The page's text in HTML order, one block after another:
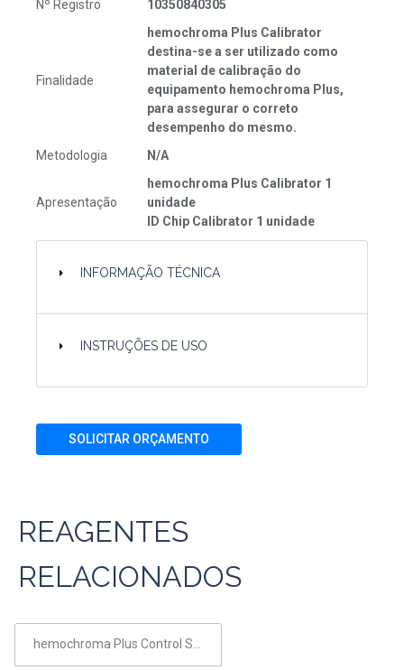
Nº Registro
10350840305
Finalidade
hemochroma Plus Calibrator
destina-se a ser utilizado como
material de calibração do
equipamento hemochroma Plus,
para assegurar o correto
desempenho do mesmo.
Metodologia
N/A
Apresentação
hemochroma Plus Calibrator 1
unidade
ID Chip Calibrator 1 unidade
INFORMAÇÃO TÉCNICA
INSTRUÇÕES DE USO
SOLICITAR ORÇAMENTO
REAGENTES
RELACIONADOS